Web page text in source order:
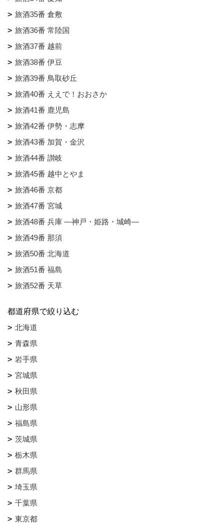
旅酒35番 倉敷
旅酒36番 常陸国
旅酒37番 越前
旅酒38番 伊豆
旅酒39番 鳥取砂丘
旅酒40番 ええで！おおさか
旅酒41番 鹿児島
旅酒42番 伊勢・志摩
旅酒43番 加賀・金沢
旅酒44番 讃岐
旅酒45番 越中とやま
旅酒46番 京都
旅酒47番 宮城
旅酒48番 兵庫 ―神戸・姫路・城崎―
旅酒49番 那須
旅酒50番 北海道
旅酒51番 福島
旅酒52番 天草
都道府県で絞り込む
北海道
青森県
岩手県
宮城県
秋田県
山形県
福島県
茨城県
栃木県
群馬県
埼玉県
千葉県
東京都